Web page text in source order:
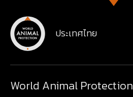
ประเทศไทย
World Animal Protection